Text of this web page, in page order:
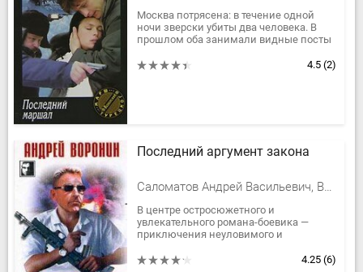
Москва потрясена: в течение одной
ночи зверски убиты два человека. В
прошлом оба занимали видные посты
важнейших событий в стране....
4.5 (2)
Последний аргумент закона
Саломатов Андрей Васильевич, Воронин Андрей
В центре остросюжетного и
увлекательного романа-боевика —
приключения неуловимого и
известного читателям по предыдущим
4.25 (6)